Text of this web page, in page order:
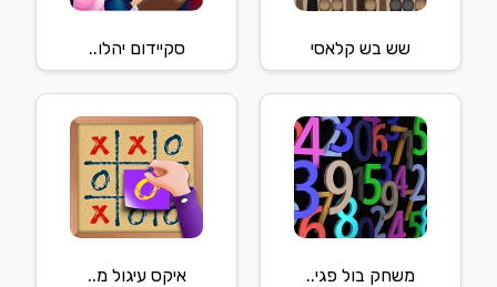
שש בש קלאסי סקיידום יהלו..
משחק בול פגי.. איקס עיגול מ..